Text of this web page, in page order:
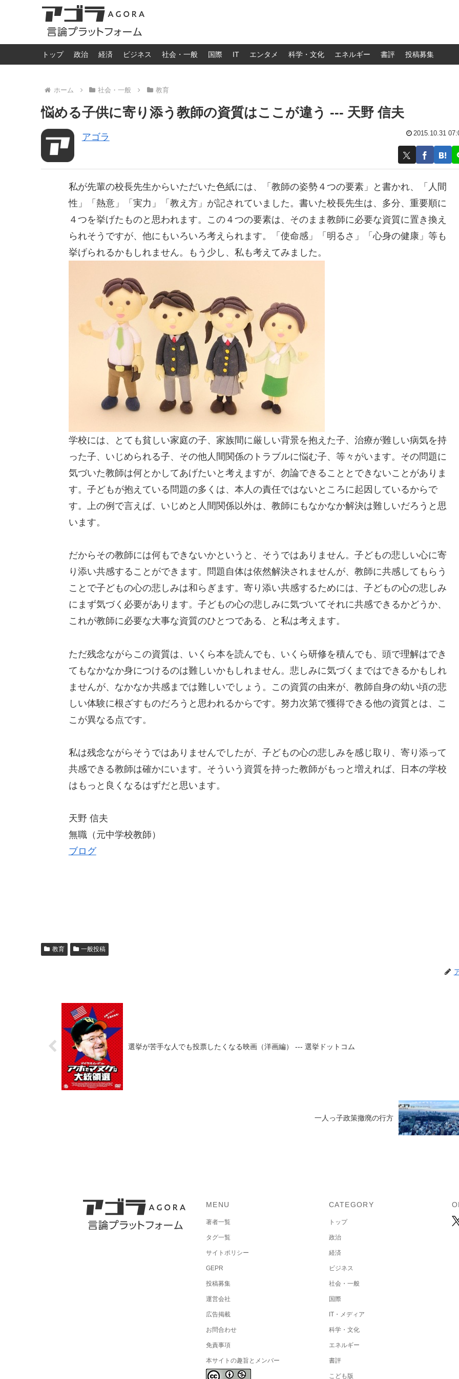
トップ 政治 経済 ビジネス 社会・一般 国際 IT エンタメ 科学・文化 エネルギー 書評 投稿募集
ホーム 社会・一般 教育
悩める子供に寄り添う教師の資質はここが違う --- 天野 信夫
アゴラ 2015.10.31
私が先輩の校長先生からいただいた色紙には、「教師の姿勢４つの要素」と書かれ、「人間
性」「熱意」「実力」「教え方」が記されていました。書いた校長先生は、多分、重要順に
４つを挙げたものと思われます。この４つの要素は、そのまま教師に必要な資質に置き換え
られそうですが、他にもいろいろ考えられます。「使命感」「明るさ」「心身の健康」等も
挙げられるかもしれません。もう少し、私も考えてみました。
学校には、とても貧しい家庭の子、家族間に厳しい背景を抱えた子、治療が難しい病気を持
った子、いじめられる子、その他人間関係のトラブルに悩む子、等々がいます。その問題に
気づいた教師は何とかしてあげたいと考えますが、勿論できることとできないことがありま
す。子どもが抱えている問題の多くは、本人の責任ではないところに起因しているからで
す。上の例で言えば、いじめと人間関係以外は、教師にもなかなか解決は難しいだろうと思
います。
だからその教師には何もできないかというと、そうではありません。子どもの悲しい心に寄
り添い共感することができます。問題自体は依然解決されませんが、教師に共感してもらう
ことで子どもの心の悲しみは和らぎます。寄り添い共感するためには、子どもの心の悲しみ
にまず気づく必要があります。子どもの心の悲しみに気づいてそれに共感できるかどうか、
これが教師に必要な大事な資質のひとつである、と私は考えます。
ただ残念ながらこの資質は、いくら本を読んでも、いくら研修を積んでも、頭で理解はでき
てもなかなか身につけるのは難しいかもしれません。悲しみに気づくまではできるかもしれ
ませんが、なかなか共感までは難しいでしょう。この資質の由来が、教師自身の幼い頃の悲
しい体験に根ざすものだろうと思われるからです。努力次第で獲得できる他の資質とは、こ
こが異なる点です。
私は残念ながらそうではありませんでしたが、子どもの心の悲しみを感じ取り、寄り添って
共感できる教師は確かにいます。そういう資質を持った教師がもっと増えれば、日本の学校
はもっと良くなるはずだと思います。
天野 信夫
無職（元中学校教師）
ブログ
教育 一般投稿
選挙が苦手な人でも投票したくなる映画（洋画編） --- 選挙ドットコム
一人っ子政策撤廃の行方
MENU
著者一覧
タグ一覧
サイトポリシー
GEPR
投稿募集
運営会社
広告掲載
お問合わせ
免責事項
本サイトの趣旨とメンバー
CATEGORY
トップ
政治
経済
ビジネス
社会・一般
国際
IT・メディア
科学・文化
エネルギー
書評
こども版